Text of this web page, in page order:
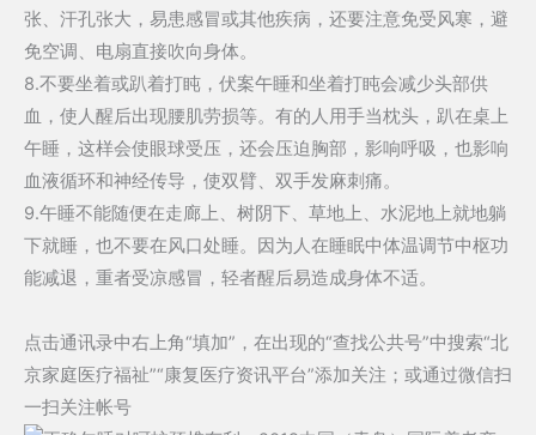
张、汗孔张大，易患感冒或其他疾病，还要注意免受风寒，避
免空调、电扇直接吹向身体。
8.不要坐着或趴着打盹，伏案午睡和坐着打盹会减少头部供
血，使人醒后出现腰肌劳损等。有的人用手当枕头，趴在桌上
午睡，这样会使眼球受压，还会压迫胸部，影响呼吸，也影响
血液循环和神经传导，使双臂、双手发麻刺痛。
9.午睡不能随便在走廊上、树阴下、草地上、水泥地上就地躺
下就睡，也不要在风口处睡。因为人在睡眠中体温调节中枢功
能减退，重者受凉感冒，轻者醒后易造成身体不适。
点击通讯录中右上角“填加”，在出现的“查找公共号”中搜索“北
京家庭医疗福祉”“康复医疗资讯平台”添加关注；或通过微信扫
一扫关注帐号